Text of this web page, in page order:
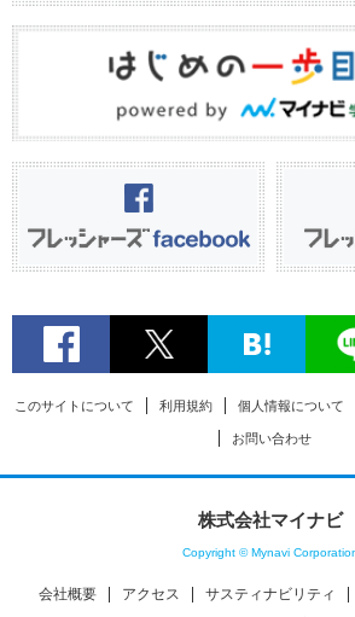
このサイトについて 利用規約 個人情報について
お問い合わせ
株式会社マイナビ
Copyright © Mynavi
会社概要 アクセス サスティナビリティ